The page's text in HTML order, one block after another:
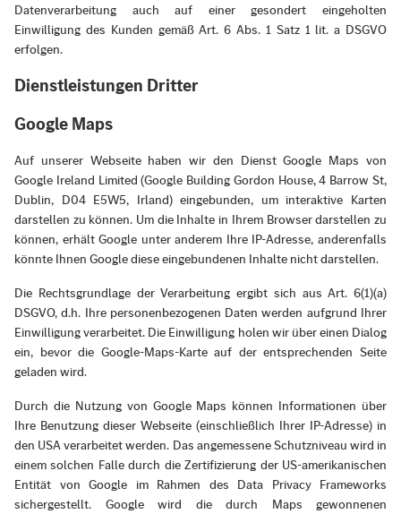
Datenverarbeitung auch auf einer gesondert eingeholten
Einwilligung des Kunden gemäß Art. 6 Abs. 1 Satz 1 lit. a DSGVO
erfolgen.
Dienstleistungen Dritter
Google Maps
Auf unserer Webseite haben wir den Dienst Google Maps von
Google Ireland Limited (Google Building Gordon House, 4 Barrow St,
Dublin, D04 E5W5, Irland) eingebunden, um interaktive Karten
darstellen zu können. Um die Inhalte in Ihrem Browser darstellen zu
können, erhält Google unter anderem Ihre IP-Adresse, anderenfalls
könnte Ihnen Google diese eingebundenen Inhalte nicht darstellen.
Die Rechtsgrundlage der Verarbeitung ergibt sich aus Art. 6(1)(a)
DSGVO, d.h. Ihre personenbezogenen Daten werden aufgrund Ihrer
Einwilligung verarbeitet. Die Einwilligung holen wir über einen Dialog
ein, bevor die Google-Maps-Karte auf der entsprechenden Seite
geladen wird.
Durch die Nutzung von Google Maps können Informationen über
Ihre Benutzung dieser Webseite (einschließlich Ihrer IP-Adresse) in
den USA verarbeitet werden. Das angemessene Schutzniveau wird in
einem solchen Falle durch die Zertifizierung der US-amerikanischen
Entität von Google im Rahmen des Data Privacy Frameworks
sichergestellt. Google wird die durch Maps gewonnenen